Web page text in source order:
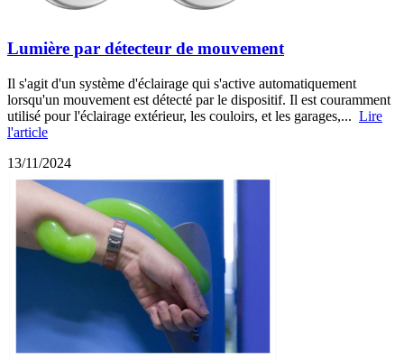
Lumière par détecteur de mouvement
Il s'agit d'un système d'éclairage qui s'active automatiquement
lorsqu'un mouvement est détecté par le dispositif. Il est couramment
utilisé pour l'éclairage extérieur, les couloirs, et les garages,... Lire
l'article
13/11/2024